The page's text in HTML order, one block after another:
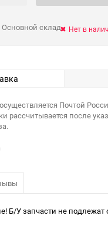
Основной склад Нет в
Почтой
рассчитывается после
Б/У запчасти не подлежат